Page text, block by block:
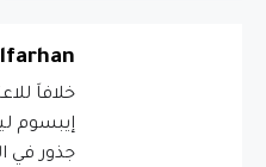
خلافاَ
إيبسوم
جذور في